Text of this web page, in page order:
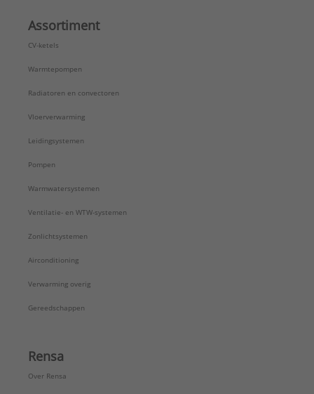
Assortiment
CV-ketels
Warmtepompen
Radiatoren en convectoren
Vloerverwarming
Leidingsystemen
Pompen
Warmwatersystemen
Ventilatie- en WTW-systemen
Zonlichtsystemen
Airconditioning
Verwarming overig
Gereedschappen
Rensa
Over Rensa